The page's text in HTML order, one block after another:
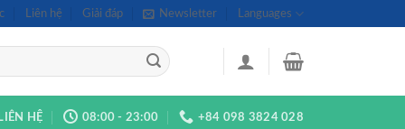
Liên hệ Giải đáp Newsletter Languages
LIÊN HỆ 08:00 - 23:00 +84 098 3824 028